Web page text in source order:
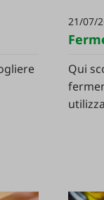
21/07/
Qui